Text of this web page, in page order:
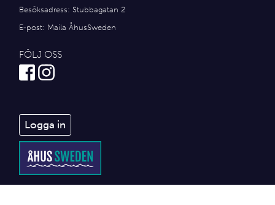
Besöksadress: Stubbagatan 2
E-post: Maila ÅhusSweden
FÖLJ OSS
Logga in